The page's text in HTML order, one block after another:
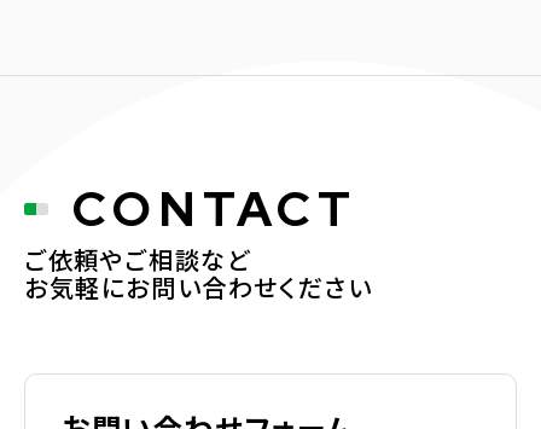
CONTACT
ご依頼やご相談など
お気軽にお問い合わせください